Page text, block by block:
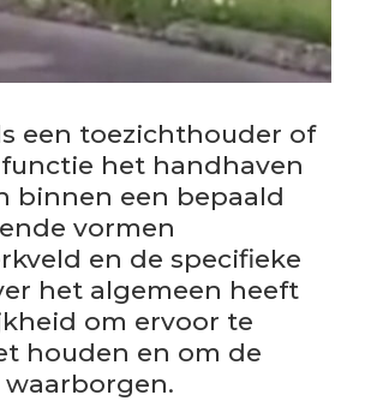
een toezichthouder of
het handhaven
binnen een bepaald
vormen
en de specifieke
het algemeen heeft
om ervoor te
houden en om de